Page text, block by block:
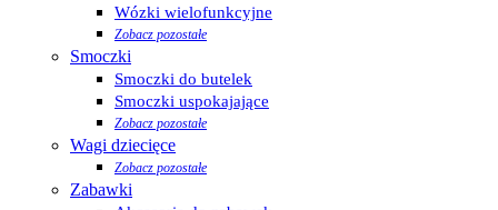
Wózki wielofunkcyjne
Zobacz pozostałe
Smoczki
Smoczki do butelek
Smoczki uspokajające
Zobacz pozostałe
Wagi dziecięce
Zobacz pozostałe
Zabawki